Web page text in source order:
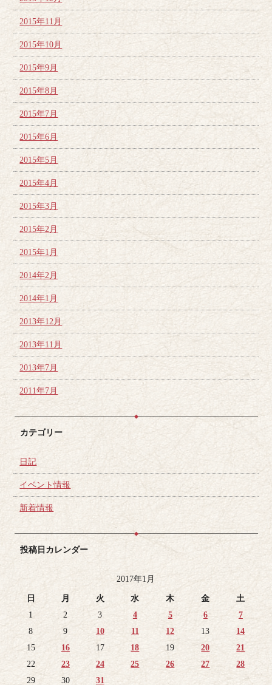
2015年11月
2015年10月
2015年9月
2015年8月
2015年7月
2015年6月
2015年5月
2015年4月
2015年3月
2015年2月
2015年1月
2014年2月
2014年1月
2013年12月
2013年11月
2013年7月
2011年7月
カテゴリー
日記
イベント情報
新着情報
投稿日カレンダー
2017年1月
日 月 火 水 木 金
土
1
2 3 4 5 6
7
8
9 10 11 12 13
14
15
16 17 18 19 20
21
22
23 24 25 26 27
28
29
30 31